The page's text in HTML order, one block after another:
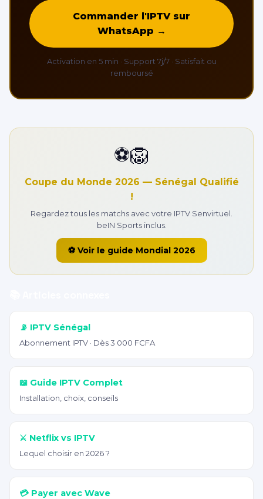
Commander l'IPTV sur
WhatsApp →
Activation en 5 min · Support 7j/7 · Satisfait ou
remboursé
⚽🦁
Coupe du Monde 2026 — Sénégal Qualifié
!
Regardez tous les matchs avec votre IPTV Senvirtuel.
beIN Sports inclus.
⚽ Voir le guide Mondial 2026
📡 IPTV Sénégal
Abonnement IPTV · Dès 3 000 FCFA
📖 Guide IPTV Complet
Installation, choix, conseils
⚔️ Netflix vs IPTV
Lequel choisir en 2026 ?
💳 Payer avec Wave